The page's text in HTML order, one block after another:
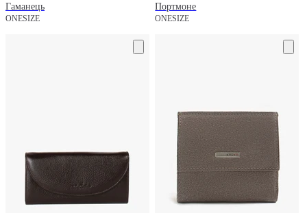
Гаманець
ONESIZE
Портмоне
ONESIZE